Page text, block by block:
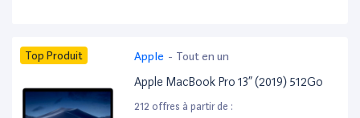
Top Produit Apple - Tout en un
Apple MacBook Pro 13” (2019) 512Go
212 offres à partir de :